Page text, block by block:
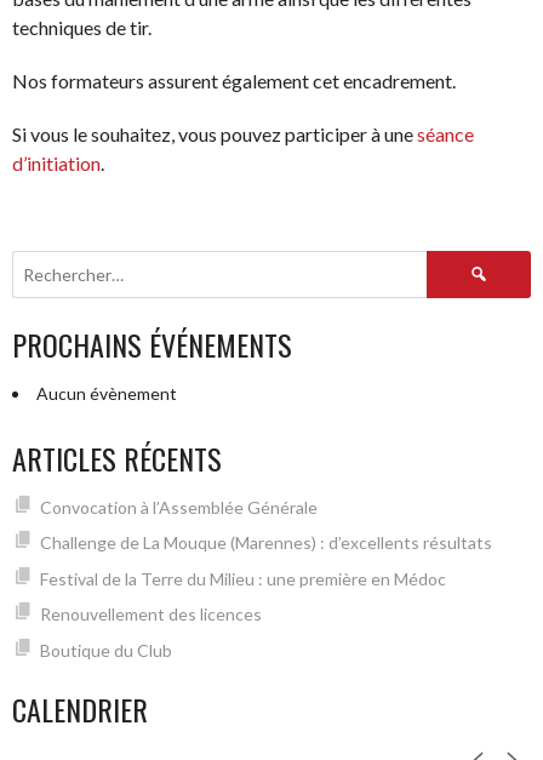
techniques de tir.
Nos formateurs assurent également cet encadrement.
Si vous le souhaitez, vous pouvez participer à uneséance
d’initiation.
Rechercher :
PROCHAINS ÉVÉNEMENTS
Aucun évènement
ARTICLES RÉCENTS
Convocation à l’Assemblée Générale
Challenge de La Mouque (Marennes) : d’excellents résultats
Festival de la Terre du Milieu : une première en Médoc
Renouvellement des licences
Boutique du Club
CALENDRIER